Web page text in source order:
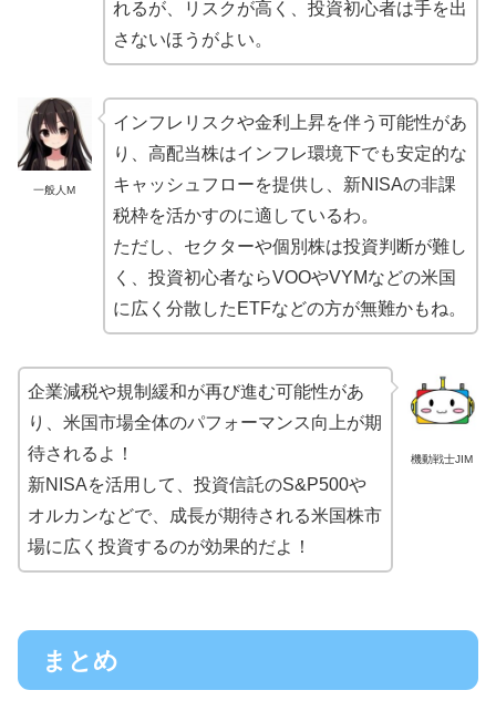
れるが、リスクが高く、投資初心者は手を出
さないほうがよい。
一般人M
インフレリスクや金利上昇を伴う可能性があ
り、高配当株はインフレ環境下でも安定的な
キャッシュフローを提供し、新NISAの非課
税枠を活かすのに適しているわ。
ただし、セクターや個別株は投資判断が難し
く、投資初心者ならVOOやVYMなどの米国
に広く分散したETFなどの方が無難かもね。
機動戦士JIM
企業減税や規制緩和が再び進む可能性があ
り、米国市場全体のパフォーマンス向上が期
待されるよ！
新NISAを活用して、投資信託のS&P500や
オルカンなどで、成長が期待される米国株市
場に広く投資するのが効果的だよ！
まとめ